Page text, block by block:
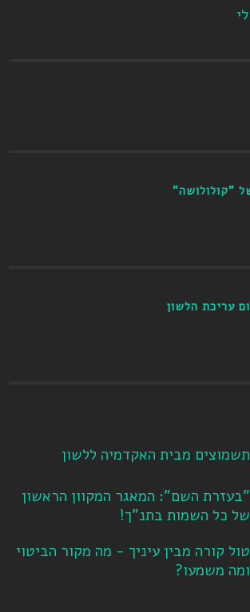
"קולולושה"
עריכת הלשון
תשמוצים מבית האקדמיה ללשון
"בעזרת השם": המאגר המקוון הראשון
של כל השמות בתנ"ך!
טול קורה מבין עיניך - מה מקור הביטוי
ומה משמעו?